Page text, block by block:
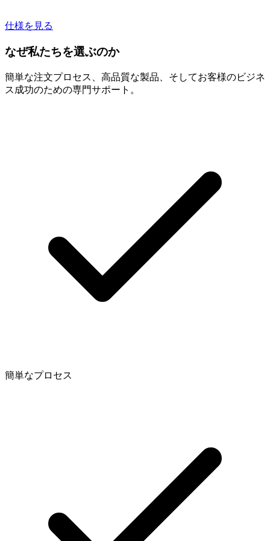
仕様を見る
なぜ私たちを選ぶのか
簡単な注文プロセス、高品質な製品、そしてお客様のビジネ
ス成功のための専門サポート。
簡単なプロセス